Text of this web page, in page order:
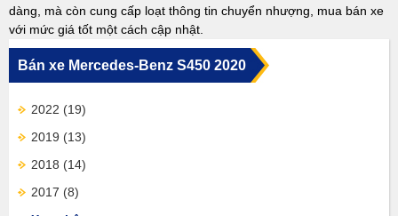
dàng, mà còn cung cấp loạt thông tin chuyển nhượng, mua bán xe
với mức giá tốt một cách cập nhật.
Bán xe Mercedes-Benz S450 2020
2022 (19)
2019 (13)
2018 (14)
2017 (8)